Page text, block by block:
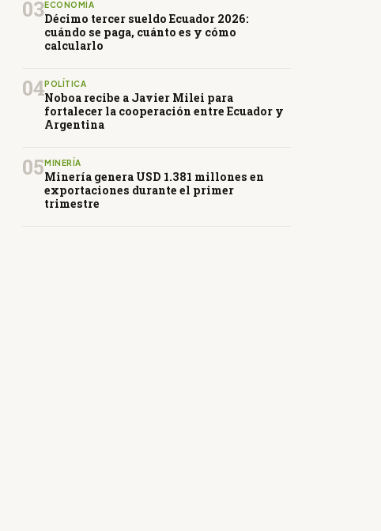
03ECONOMÍA
Décimo tercer sueldo Ecuador 2026:
cuándo se paga, cuánto es y cómo
calcularlo
04POLÍTICA
Noboa recibe a Javier Milei para
fortalecer la cooperación entre Ecuador y
Argentina
05 MINERÍA
Minería genera USD 1.381 millones en
exportaciones durante el primer
trimestre